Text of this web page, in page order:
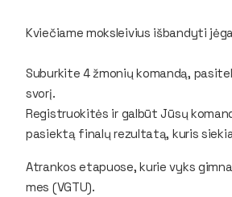
Kviečiame moksleivius išbandyti
Suburkite 4 žmonių komandą,
svorį.
Registruokitės ir galbūt Jūsų
pasiektą finalų rezultatą, kuris
Atrankos etapuose, kurie vyks
mes (VGTU).